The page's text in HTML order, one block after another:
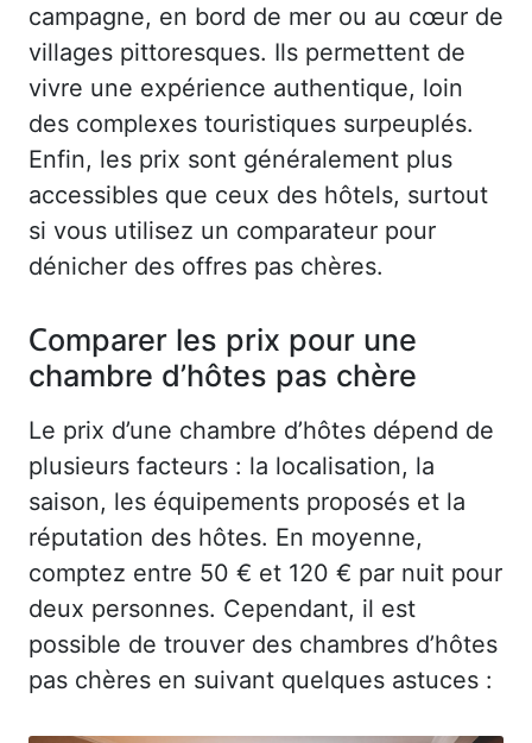
campagne, en bord de mer ou au cœur de
villages pittoresques. Ils permettent de
vivre une expérience authentique, loin
des complexes touristiques surpeuplés.
Enfin, les prix sont généralement plus
accessibles que ceux des hôtels, surtout
si vous utilisez un comparateur pour
dénicher des offres pas chères.
Comparer les prix pour une
chambre d’hôtes pas chère
Le prix d’une chambre d’hôtes dépend de
plusieurs facteurs : la localisation, la
saison, les équipements proposés et la
réputation des hôtes. En moyenne,
comptez entre 50 € et 120 € par nuit pour
deux personnes. Cependant, il est
possible de trouver des chambres d’hôtes
pas chères en suivant quelques astuces :